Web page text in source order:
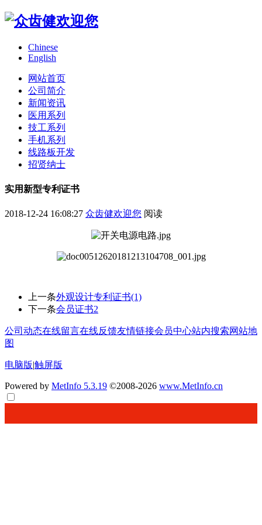
Chinese
English
网站首页
公司简介
新闻资讯
医用系列
技工系列
手机系列
线路板开发
招贤纳士
实用新型专利证书
2018-12-24 16:08:27 众齿健欢迎您 阅读
上一条外观设计专利证书(1)
下一条会员证书2
公司动态在线留言在线反馈友情链接会员中心站内搜索网站地
图
电脑版|触屏版
Powered by MetInfo 5.3.19 ©2008-2026 www.MetInfo.cn